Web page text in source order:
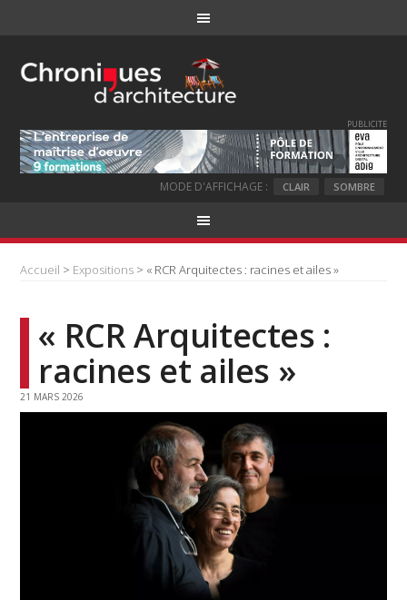
PUBLICITE
MODE D'AFFICHAGE : CLAIR SOMBRE
Accueil > Expositions > « RCR Arquitectes : racines et ailes »
« RCR Arquitectes :
racines et ailes »
21 MARS 2026